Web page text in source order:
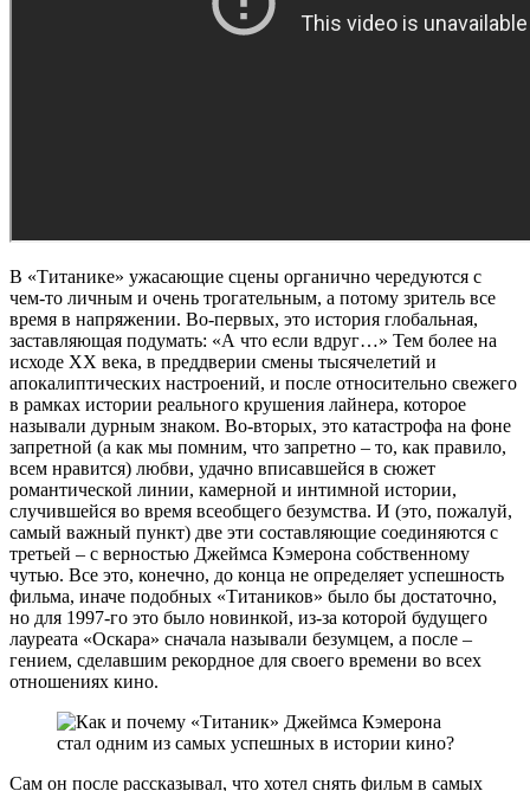
В «Титанике» ужасающие сцены органично чередуются с
чем-то личным и очень трогательным, а потому зритель все
время в напряжении. Во-первых, это история глобальная,
заставляющая подумать: «А что если вдруг…» Тем более на
исходе XX века, в преддверии смены тысячелетий и
апокалиптических настроений, и после относительно свежего
в рамках истории реального крушения лайнера, которое
называли дурным знаком. Во-вторых, это катастрофа на фоне
запретной (а как мы помним, что запретно – то, как правило,
всем нравится) любви, удачно вписавшейся в сюжет
романтической линии, камерной и интимной истории,
случившейся во время всеобщего безумства. И (это, пожалуй,
самый важный пункт) две эти составляющие соединяются с
третьей – с верностью Джеймса Кэмерона собственному
чутью. Все это, конечно, до конца не определяет успешность
фильма, иначе подобных «Титаников» было бы достаточно,
но для 1997-го это было новинкой, из-за которой будущего
лауреата «Оскара» сначала называли безумцем, а после –
гением, сделавшим рекордное для своего времени во всех
отношениях кино.
Сам он после рассказывал, что хотел снять фильм в самых